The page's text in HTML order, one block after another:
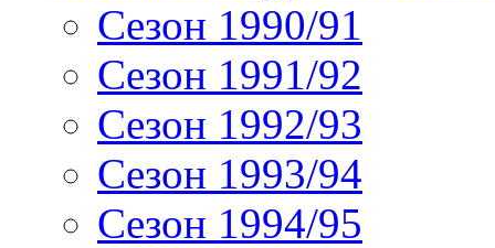
Сезон 1990/91
Сезон 1991/92
Сезон 1992/93
Сезон 1993/94
Сезон 1994/95